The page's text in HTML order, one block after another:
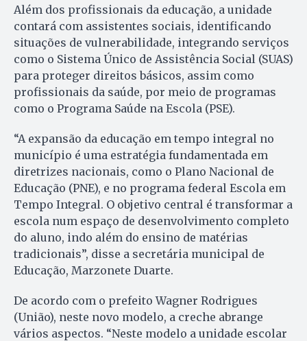
Além dos profissionais da educação, a unidade
contará com assistentes sociais, identificando
situações de vulnerabilidade, integrando serviços
como o Sistema Único de Assistência Social (SUAS)
para proteger direitos básicos, assim como
profissionais da saúde, por meio de programas
como o Programa Saúde na Escola (PSE).
“A expansão da educação em tempo integral no
município é uma estratégia fundamentada em
diretrizes nacionais, como o Plano Nacional de
Educação (PNE), e no programa federal Escola em
Tempo Integral. O objetivo central é transformar a
escola num espaço de desenvolvimento completo
do aluno, indo além do ensino de matérias
tradicionais”, disse a secretária municipal de
Educação, Marzonete Duarte.
De acordo com o prefeito Wagner Rodrigues
(União), neste novo modelo, a creche abrange
vários aspectos. “Neste modelo a unidade escolar